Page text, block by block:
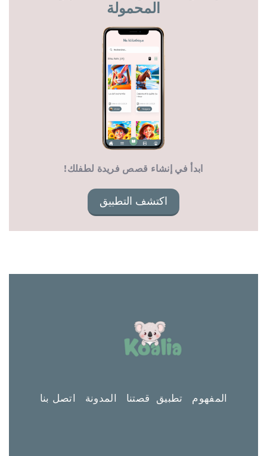
المحمولة
ابدأ في إنشاء قصص فريدة لطفلك!
اكتشف التطبيق
المفهوم تطبيق قصتنا المدونة اتصل بنا